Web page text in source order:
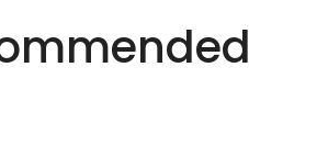
激光解决方
案。